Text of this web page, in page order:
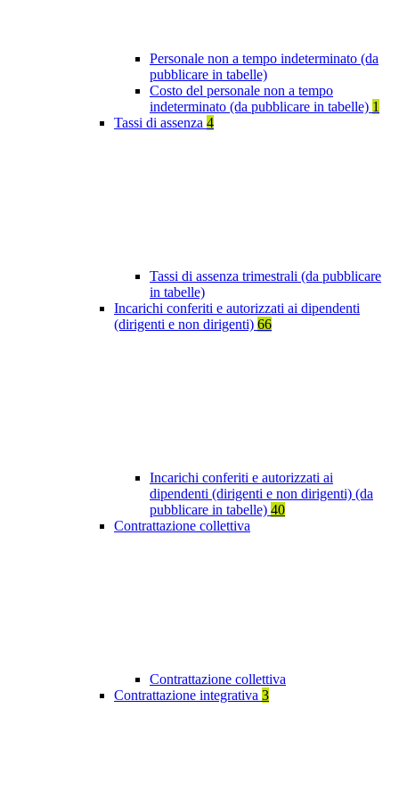
Personale non a tempo indeterminato (da
pubblicare in tabelle)
Costo del personale non a tempo
indeterminato (da pubblicare in tabelle) 1
Tassi di assenza 4
Tassi di assenza trimestrali (da pubblicare
in tabelle)
Incarichi conferiti e autorizzati ai dipendenti
(dirigenti e non dirigenti) 66
Incarichi conferiti e autorizzati ai
dipendenti (dirigenti e non dirigenti) (da
pubblicare in tabelle) 40
Contrattazione collettiva
Contrattazione collettiva
Contrattazione integrativa 3